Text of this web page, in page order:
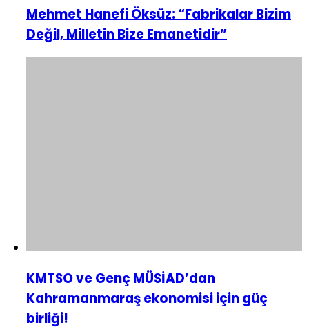
Mehmet Hanefi Öksüz: “Fabrikalar Bizim
Değil, Milletin Bize Emanetidir”
KMTSO ve Genç MÜSİAD’dan
Kahramanmaraş ekonomisi için güç
birliği!